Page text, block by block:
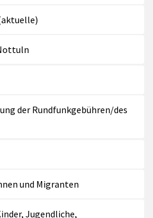
der Rundfunkgebühren/des
und Migranten
Jugendliche,